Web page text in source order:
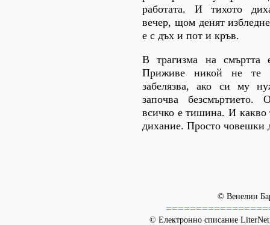
работата. И тихото
вечер, щом денят
е с дъх и пот и кръв.
В трагизма на
Приживе никой не те
забелязва, ако си му
започва
всичко е тишина. И какво
дихание. Просто човешки
© Венелин
© Електронно списание